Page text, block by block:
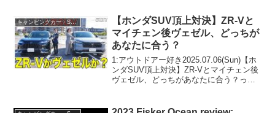
で！！2:アウトドアー好き2026...
キャンピングカー・SUV人気車種
【ホンダSUV頂上対決】ZR-Vと
マイチェン後ヴェゼル、どっちが
あなたに合う？
1:アウトドアー好き2025.07.06(Sun)【ホ
ンダSUV頂上対決】ZR-Vとマイチェン後
ヴェゼル、どっちがあなたに合う？って
動画は注目です！3...